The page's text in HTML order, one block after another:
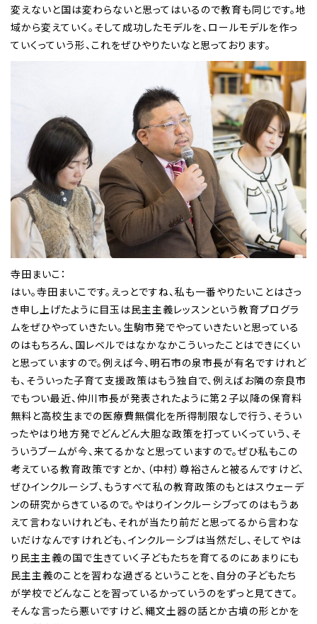
変えないと国は変わらないと思ってはいるので教育も同じです。地
域から変えていく。そして成功したモデルを、ロールモデルを作っ
ていくっていう形、これをぜひやりたいなと思っております。
寺田まいこ：
はい。寺田まいこです。えっとですね、私も一番やりたいことはさっ
き申し上げたように目玉は民主主義レッスンという教育プログラ
ムをぜひやっていきたい。生駒市発でやっていきたいと思っている
のはもちろん、国レベルではなかなかこういったことはできにくい
と思っていますので。例えば今、明石市の泉市長が有名ですけれど
も、そういった子育て支援政策はもう独自で、例えばお隣の奈良市
でもつい最近、仲川市長が発表されたように第２子以降の保育料
無料と高校生までの医療費無償化を所得制限なしで行う、そうい
ったやはり地方発でどんどん大胆な政策を打っていくっていう、そ
ういうブームが今、来てるかなと思っていますので。ぜひ私もこの
考えている教育政策ですとか、（中村）尊裕さんと被るんですけど、
ぜひインクルーシブ、もうすべて私の教育政策のもとはスウェーデ
ンの研究からきているので。やはりインクルーシブってのはもうあ
えて言わないけれども、それが当たり前だと思ってるから言わな
いだけなんですけれども、インクルーシブは当然だし、そしてやは
り民主主義の国で生きていく子どもたちを育てるのにあまりにも
民主主義のことを習わな過ぎるということを、自分の子どもたち
が学校でどんなことを習っているかっていうのをずっと見てきて。
そんな言ったら悪いですけど、縄文土器の話とか古墳の形とかを